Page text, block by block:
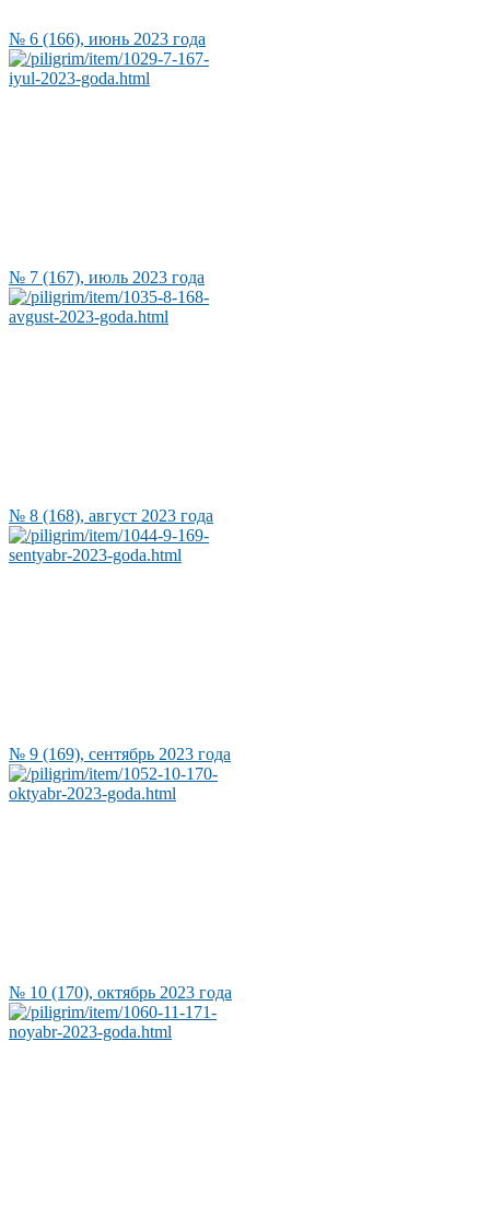
№ 6 (166), июнь 2023 года
№ 7 (167), июль 2023 года
№ 8 (168), август 2023 года
№ 9 (169), сентябрь 2023 года
№ 10 (170), октябрь 2023 года